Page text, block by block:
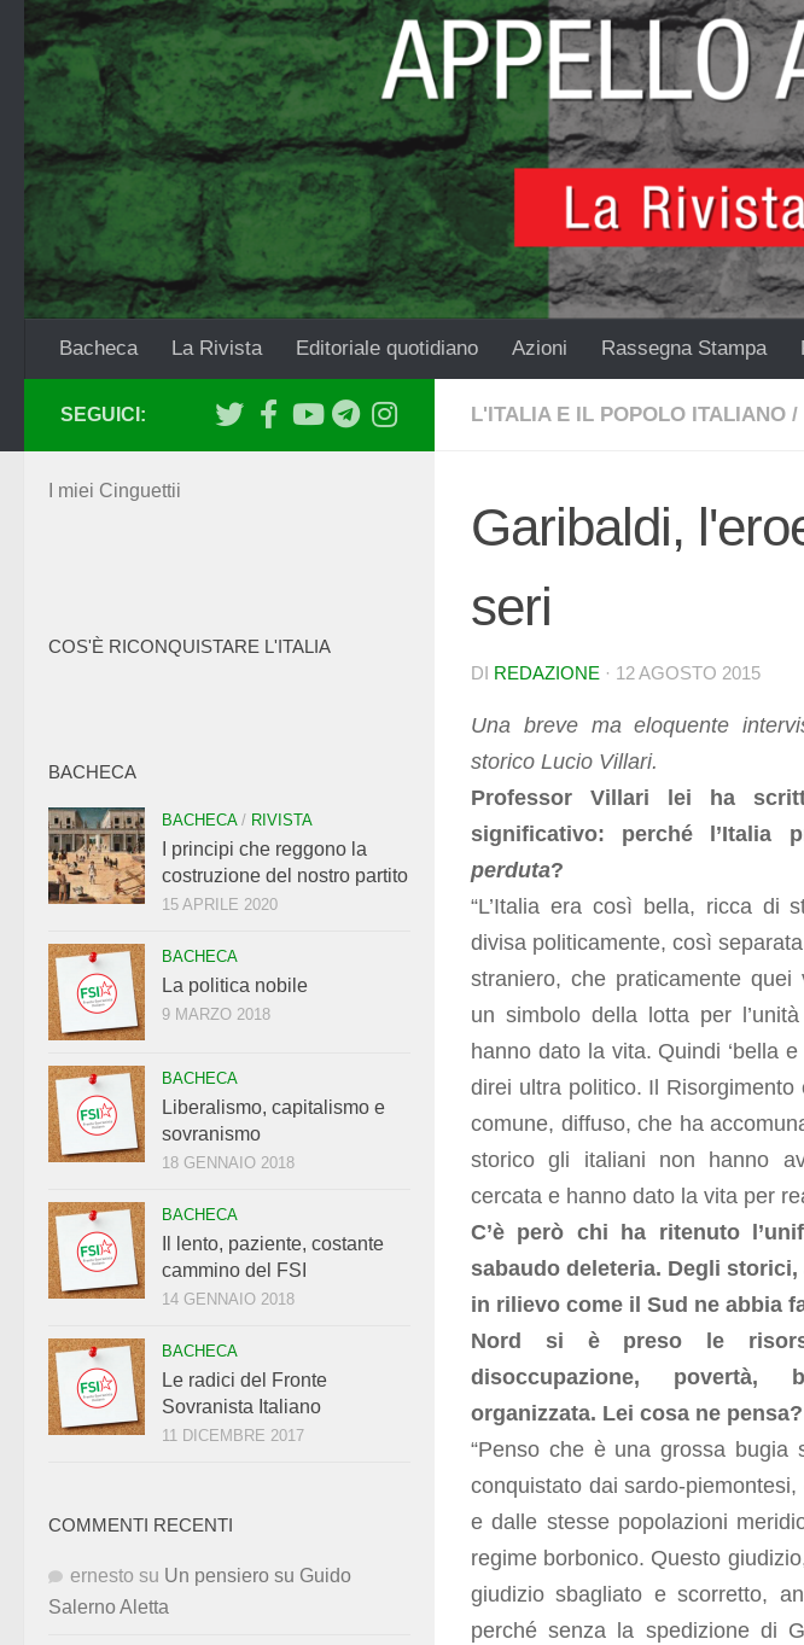
Salta al contenuto
Bacheca La Rivista Editoriale quotidiano Azioni Rassegna Stampa
L'ITALIA E IL POPOLO ITALIANO /
Garibaldi,
seri
DI REDAZIONE · 12 AGOSTO 2015
Una breve ma eloquente
storico Lucio Villari.
Professor Villari lei ha
significativo: perché l’Italia
perduta?
“L’Italia era così bella, ricca di
divisa politicamente, così
straniero, che praticamente
un simbolo della lotta per
hanno dato la vita. Quindi ‘bella
direi ultra politico. Il
comune, diffuso, che ha
storico gli italiani non hanno
cercata e hanno dato la vita per
C’è però chi ha ritenuto
sabaudo deleteria. Degli
in rilievo come il Sud ne abbia
Nord si è preso le
disoccupazione, povertà,
organizzata. Lei cosa ne pensa?
“Penso che è una grossa
conquistato dai sardo-
e dalle stesse popolazioni
regime borbonico. Questo
giudizio sbagliato e scorretto,
perché senza la spedizione di
SEGUICI:
I miei Cinguettii
COS'È RICONQUISTARE L'ITALIA
BACHECA
BACHECA/ RIVISTA
I principi che reggono la
costruzione del nostro partito
15 APRILE 2020
BACHECA
La politica nobile
9 MARZO 2018
BACHECA
Liberalismo, capitalismo e
sovranismo
18 GENNAIO 2018
BACHECA
Il lento, paziente, costante
cammino del FSI
14 GENNAIO 2018
BACHECA
Le radici del Fronte
Sovranista Italiano
11 DICEMBRE 2017
COMMENTI RECENTI
ernesto su Un pensiero su Guido
Salerno Aletta